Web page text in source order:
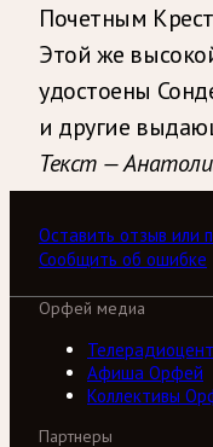
Почетным
Этой же
удостоены
и другие
Текст —
Оставить отзыв или
Сообщить об ошибке
Орфей медиа
Афиша Орфей
Коллективы
Партнеры